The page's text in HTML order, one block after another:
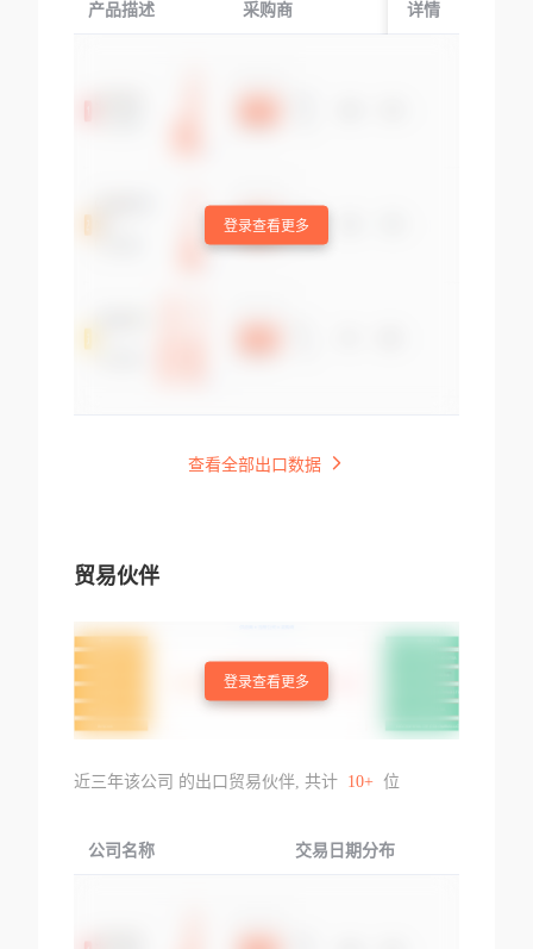
产品描述 采购商 起运国/地区
详情
登录查看更多
查看全部出口数据
贸易伙伴
登录查看更多
近三年该公司 的出口贸易伙伴, 共计 10+ 位
公司名称 交易日期分布